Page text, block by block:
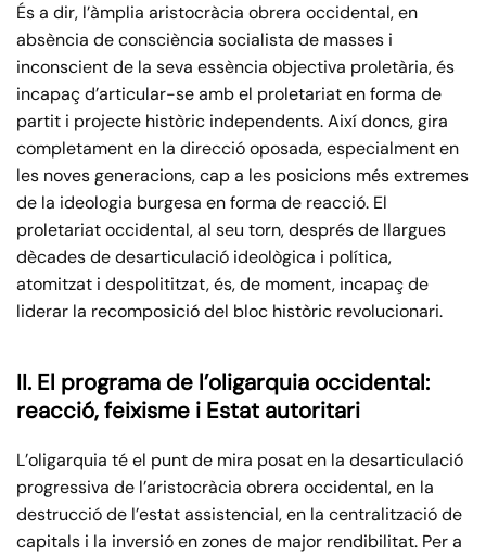
És a dir, l’àmplia aristocràcia obrera occidental, en
absència de consciència socialista de masses i
inconscient de la seva essència objectiva proletària, és
incapaç d’articular-se amb el proletariat en forma de
partit i projecte històric independents. Així doncs, gira
completament en la direcció oposada, especialment en
les noves generacions, cap a les posicions més extremes
de la ideologia burgesa en forma de reacció. El
proletariat occidental, al seu torn, després de llargues
dècades de desarticulació ideològica i política,
atomitzat i despolititzat, és, de moment, incapaç de
liderar la recomposició del bloc històric revolucionari.
II. El programa de l’oligarquia occidental:
reacció, feixisme i Estat autoritari
L’oligarquia té el punt de mira posat en la desarticulació
progressiva de l’aristocràcia obrera occidental, en la
destrucció de l’estat assistencial, en la centralització de
capitals i la inversió en zones de major rendibilitat. Per a